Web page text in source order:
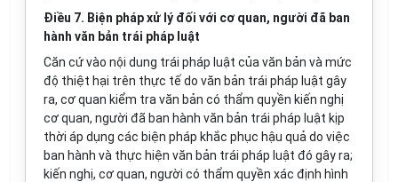
Điều 7. Biện pháp xử lý đối với cơ quan, người đã ban
hành văn bản trái pháp luật
Căn cứ vào nội dung trái pháp luật của văn bản và mức
độ thiệt hại trên thực tế do văn bản trái pháp luật gây
ra, cơ quan kiểm tra văn bản có thẩm quyền kiến nghị
cơ quan, người đã ban hành văn bản trái pháp luật kịp
thời áp dụng các biện pháp khắc phục hậu quả do việc
ban hành và thực hiện văn bản trái pháp luật đó gây ra;
kiến nghị, cơ quan, người có thẩm quyền xác định hình